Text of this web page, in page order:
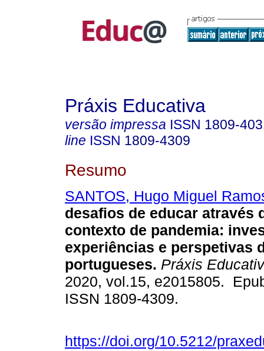
Práxis Educativa
versão impressa ISSN 1809-
line ISSN 1809-4309
Resumo
SANTOS, Hugo Miguel
desafios de educar através
contexto de pandemia:
experiências e perspetivas
portugueses. Práxis
2020, vol.15, e2015805.
ISSN 1809-4309.
https://doi.org/10.5212/